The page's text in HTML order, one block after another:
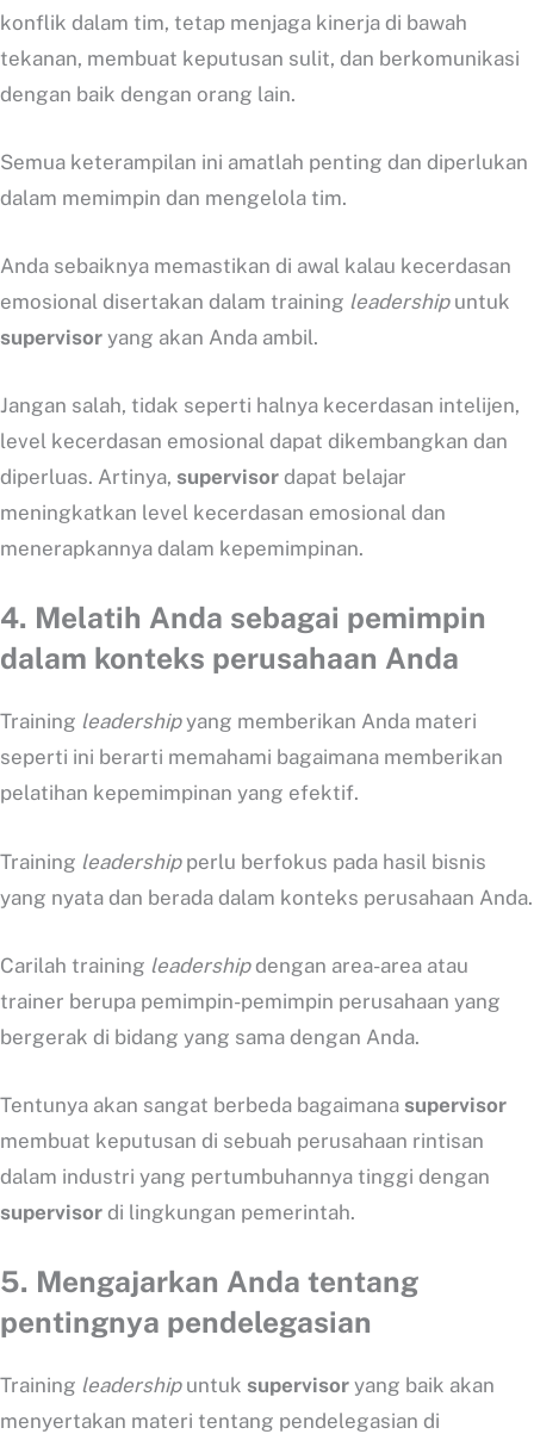
konflik dalam tim, tetap menjaga kinerja di bawah
tekanan, membuat keputusan sulit, dan berkomunikasi
dengan baik dengan orang lain.
Semua keterampilan ini amatlah penting dan diperlukan
dalam memimpin dan mengelola tim.
Anda sebaiknya memastikan di awal kalau kecerdasan
emosional disertakan dalam training leadershipuntuk
supervisor yang akan Anda ambil.
Jangan salah, tidak seperti halnya kecerdasan intelijen,
level kecerdasan emosional dapat dikembangkan dan
diperluas. Artinya, supervisor dapat belajar
meningkatkan level kecerdasan emosional dan
menerapkannya dalam kepemimpinan.
4. Melatih Anda sebagai pemimpin
dalam konteks perusahaan Anda
Training leadershipyang memberikan Anda materi
seperti ini berarti memahami bagaimana memberikan
pelatihan kepemimpinan yang efektif.
Training leadershipperlu berfokus pada hasil bisnis
yang nyata dan berada dalam konteks perusahaan Anda.
Carilah training leadershipdengan area-area atau
trainer berupa pemimpin-pemimpin perusahaan yang
bergerak di bidang yang sama dengan Anda.
Tentunya akan sangat berbeda bagaimana supervisor
membuat keputusan di sebuah perusahaan rintisan
dalam industri yang pertumbuhannya tinggi dengan
supervisor di lingkungan pemerintah.
5. Mengajarkan Anda tentang
pentingnya pendelegasian
Training leadershipuntuk supervisor yang baik akan
menyertakan materi tentang pendelegasian di